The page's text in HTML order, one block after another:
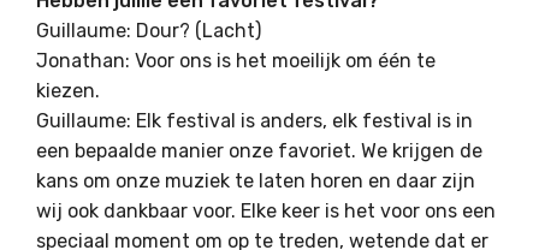
Guillaume: Dour? (Lacht)
Jonathan: Voor ons is het moeilijk om één te
kiezen.
Guillaume: Elk festival is anders, elk festival is in
een bepaalde manier onze favoriet. We krijgen de
kans om onze muziek te laten horen en daar zijn
wij ook dankbaar voor. Elke keer is het voor ons een
speciaal moment om op te treden, wetende dat er